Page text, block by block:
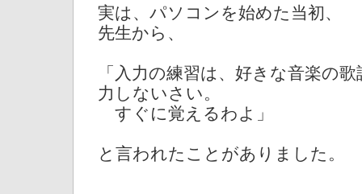
実は、パソコンを始めた当初、
先生から、
「入力の練習は、好きな音楽の
力しないさい。
すぐに覚えるわよ」
と言われたことがありました。